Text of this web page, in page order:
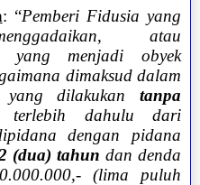
: “Pemberi Fidusia yang
atau
yang menjadi obyek
dimaksud dalam
dilakukan tanpa
terlebih dahulu dari
dengan pidana
(dua) tahun dan denda
(lima puluh